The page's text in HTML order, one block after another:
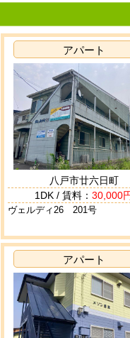
アパート
八戸市廿六日町
1DK / 賃料： 30,000
ヴェルディ26 201号
アパート